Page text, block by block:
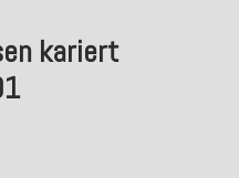
kariert